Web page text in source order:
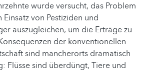
wurde versucht, das Problem
von Pestiziden und
auszugleichen, um die Erträge zu
der konventionellen
sind mancherorts dramatisch
Flüsse sind überdüngt, Tiere und